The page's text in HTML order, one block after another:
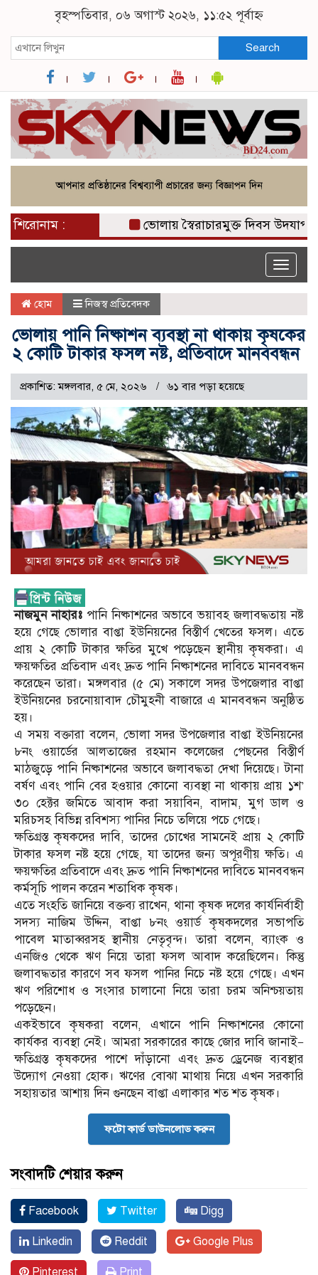
বৃহস্পতিবার, ০৬ অগাস্ট ২০২৬, ১১:৫২ পূর্বাহ্ন
Search
শিরোনাম : ভোলায় স্বৈরাচারমুক্ত দিবস উদযাপনে
Toggle
হোম নিজস্ব প্রতিবেদক
ভোলায় পানি নিষ্কাশন ব্যবস্থা না থাকায় কৃষকের
২ কোটি টাকার ফসল নষ্ট, প্রতিবাদে মানববন্ধন
প্রকাশিত: মঙ্গলবার, ৫ মে, ২০২৬ ৬১ বার পড়া হয়েছে
নাজমুন নাহারঃ পানি নিষ্কাশনের অভাবে ভয়াবহ জলাবদ্ধতায় নষ্ট
হয়ে গেছে ভোলার বাপ্তা ইউনিয়নের বিস্তীর্ণ খেতের ফসল। এতে
প্রায় ২ কোটি টাকার ক্ষতির মুখে পড়েছেন স্থানীয় কৃষকরা। এ
ক্ষয়ক্ষতির প্রতিবাদ এবং দ্রুত পানি নিষ্কাশনের দাবিতে মানববন্ধন
করেছেন তারা। মঙ্গলবার (৫ মে) সকালে সদর উপজেলার বাপ্তা
ইউনিয়নের চরনোয়াবাদ চৌমুহনী বাজারে এ মানববন্ধন অনুষ্ঠিত
হয়।
এ সময় বক্তারা বলেন, ভোলা সদর উপজেলার বাপ্তা ইউনিয়নের
৮নং ওয়ার্ডের আলতাজের রহমান কলেজের পেছনের বিস্তীর্ণ
মাঠজুড়ে পানি নিষ্কাশনের অভাবে জলাবদ্ধতা দেখা দিয়েছে। টানা
বর্ষণ এবং পানি বের হওয়ার কোনো ব্যবস্থা না থাকায় প্রায় ১শ’
৩০ হেক্টর জমিতে আবাদ করা সয়াবিন, বাদাম, মুগ ডাল ও
মরিচসহ বিভিন্ন রবিশস্য পানির নিচে তলিয়ে পচে গেছে।
ক্ষতিগ্রস্ত কৃষকদের দাবি, তাদের চোখের সামনেই প্রায় ২ কোটি
টাকার ফসল নষ্ট হয়ে গেছে, যা তাদের জন্য অপূরণীয় ক্ষতি। এ
ক্ষয়ক্ষতির প্রতিবাদে এবং দ্রুত পানি নিষ্কাশনের দাবিতে মানববন্ধন
কর্মসূচি পালন করেন শতাধিক কৃষক।
এতে সংহতি জানিয়ে বক্তব্য রাখেন, থানা কৃষক দলের কার্যনির্বাহী
সদস্য নাজিম উদ্দিন, বাপ্তা ৮নং ওয়ার্ড কৃষকদলের সভাপতি
পাবেল মাতাব্বরসহ স্থানীয় নেতৃবৃন্দ। তারা বলেন, ব্যাংক ও
এনজিও থেকে ঋণ নিয়ে তারা ফসল আবাদ করেছিলেন। কিন্তু
জলাবদ্ধতার কারণে সব ফসল পানির নিচে নষ্ট হয়ে গেছে। এখন
ঋণ পরিশোধ ও সংসার চালানো নিয়ে তারা চরম অনিশ্চয়তায়
পড়েছেন।
একইভাবে কৃষকরা বলেন, এখানে পানি নিষ্কাশনের কোনো
কার্যকর ব্যবস্থা নেই। আমরা সরকারের কাছে জোর দাবি জানাই—
ক্ষতিগ্রস্ত কৃষকদের পাশে দাঁড়ানো এবং দ্রুত ড্রেনেজ ব্যবস্থার
উদ্যোগ নেওয়া হোক। ঋণের বোঝা মাথায় নিয়ে এখন সরকারি
সহায়তার আশায় দিন গুনছেন বাপ্তা এলাকার শত শত কৃষক।
ফটো কার্ড ডাউনলোড করুন
সংবাদটি শেয়ার করুন
Facebook Twitter Digg
Linkedin Reddit Google Plus